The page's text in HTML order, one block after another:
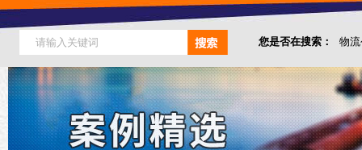
您是否在搜索： 物
仓储综合专业定制物